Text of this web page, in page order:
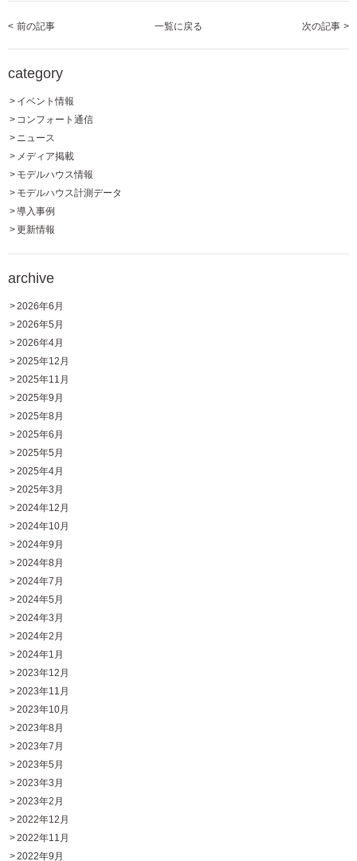
< 前の記事 一覧に戻る 次の記事 >
category
イベント情報
コンフォート通信
ニュース
メディア掲載
モデルハウス情報
モデルハウス計測データ
導入事例
更新情報
archive
2026年6月
2026年5月
2026年4月
2025年12月
2025年11月
2025年9月
2025年8月
2025年6月
2025年5月
2025年4月
2025年3月
2024年12月
2024年10月
2024年9月
2024年8月
2024年7月
2024年5月
2024年3月
2024年2月
2024年1月
2023年12月
2023年11月
2023年10月
2023年8月
2023年7月
2023年5月
2023年3月
2023年2月
2022年12月
2022年11月
2022年9月